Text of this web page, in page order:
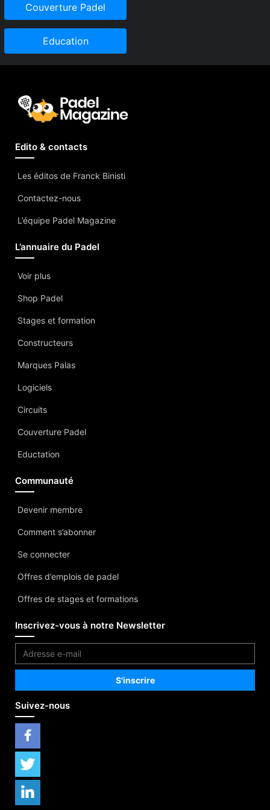
Couverture Padel
Education
Edito & contacts
Les éditos de Franck Binisti
Contactez-nous
L’équipe Padel Magazine
L’annuaire du Padel
Voir plus
Shop Padel
Stages et formation
Constructeurs
Marques Palas
Logiciels
Circuits
Couverture Padel
Eductation
Communauté
Devenir membre
Comment s’abonner
Se connecter
Offres d’emplois de padel
Offres de stages et formations
Inscrivez-vous à notre Newsletter
Suivez-nous